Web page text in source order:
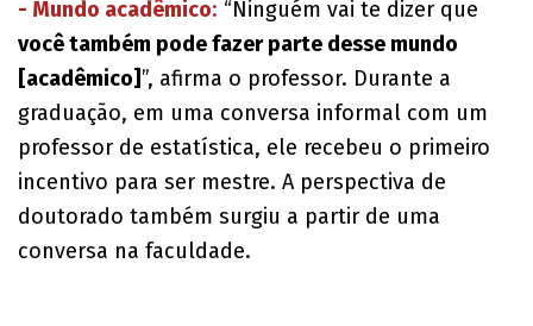
- Mundo acadêmico: “Ninguém vai te dizer que
você também pode fazer parte desse mundo
[acadêmico]”, afirma o professor. Durante a
graduação, em uma conversa informal com um
professor de estatística, ele recebeu o primeiro
incentivo para ser mestre. A perspectiva de
doutorado também surgiu a partir de uma
conversa na faculdade.